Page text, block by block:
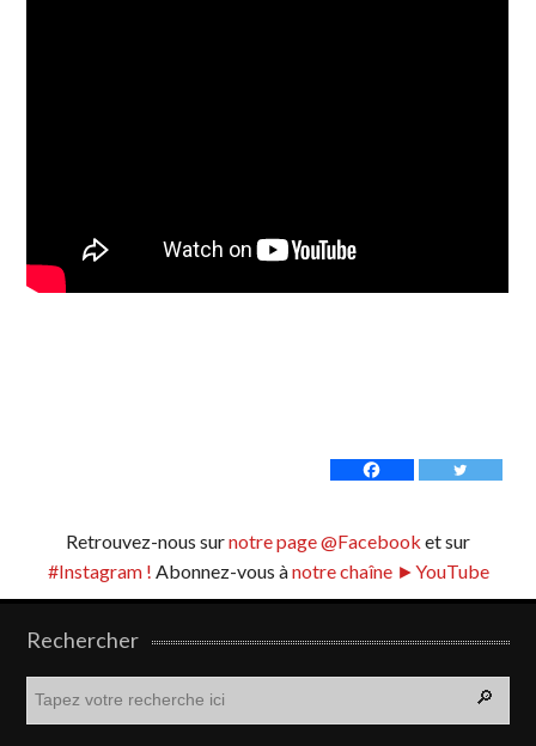
Retrouvez-nous surnotre page @Facebook et sur
#Instagram ! Abonnez-vous ànotre chaîne ►YouTube
Rechercher